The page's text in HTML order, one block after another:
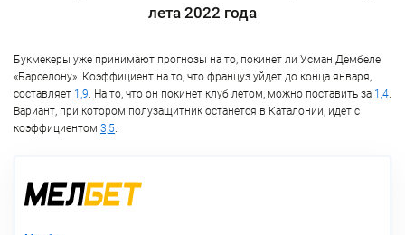
лета 2022 года
Букмекеры уже принимают прогнозы на то, покинет ли Усман Дембеле
«Барселону». Коэффициент на то, что француз уйдет до конца января,
составляет 1,9. На то, что он покинет клуб летом, можно поставить за 1,4.
Вариант, при котором полузащитник останется в Каталонии, идет с
коэффициентом 3,5.